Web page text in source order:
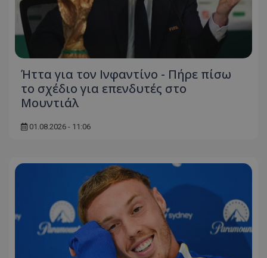
Ήττα για τον Ινφαντίνο - Πήρε πίσω
το σχέδιο για επενδυτές στο
Μουντιάλ
01.08.2026 - 11:06